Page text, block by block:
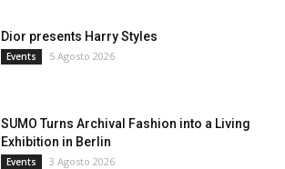
Dior presents Harry Styles
Events 5 Agosto 2026
SUMO Turns Archival Fashion into a Living
Exhibition in Berlin
Events 3 Agosto 2026